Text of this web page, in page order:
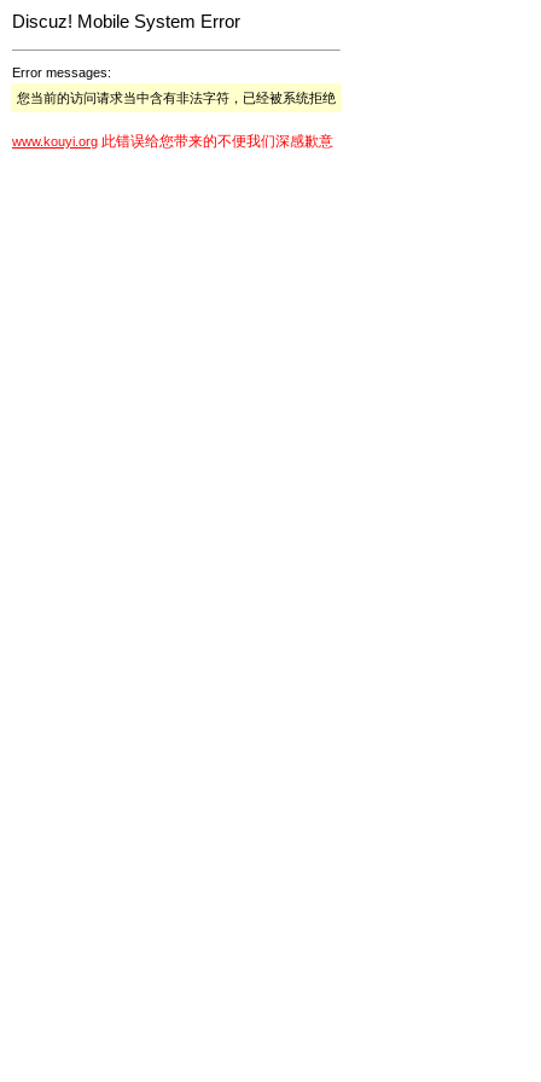
Discuz! Mobile System Error
Error messages:
您当前的访问请求当中含有非法字符，已经被系统拒绝
www.kouyi.org 此错误给您带来的不便我们深感歉意